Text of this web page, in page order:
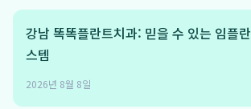
강남 똑똑플란트치과: 믿을 수 있는 임플
스템
2026년 8월 8일